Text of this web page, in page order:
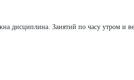
дисциплина. Занятий по часу утром и